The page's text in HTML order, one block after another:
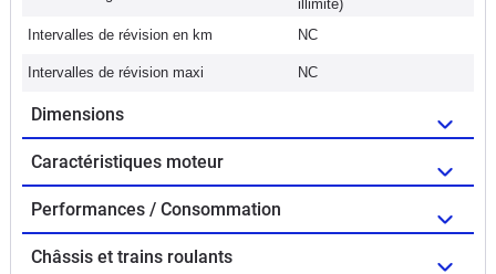
illimité)
Intervalles de révision en km
NC
Intervalles de révision maxi NC
Dimensions
Caractéristiques moteur
Performances / Consommation
Châssis et trains roulants